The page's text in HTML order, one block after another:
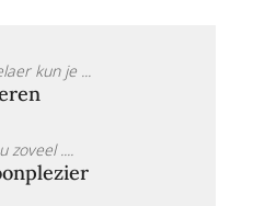
kun je ...
zoveel ....